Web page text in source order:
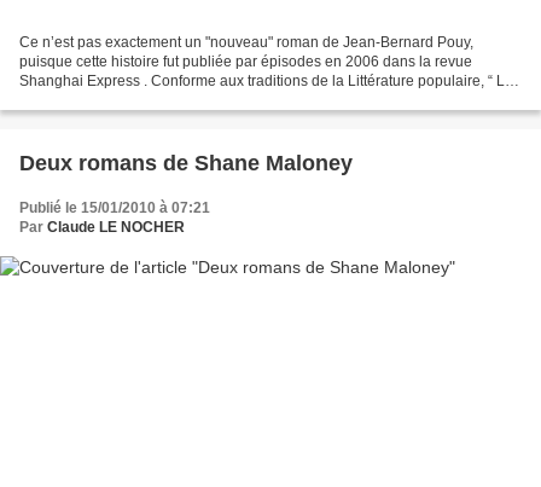
Ce n’est pas exactement un "nouveau" roman de Jean-Bernard Pouy,
puisque cette histoire fut publiée par épisodes en 2006 dans la revue
Shanghai Express . Conforme aux traditions de la Littérature populaire, “ Les
Deux romans de Shane Maloney
Publié le 15/01/2010 à 07:21
Par Claude LE NOCHER